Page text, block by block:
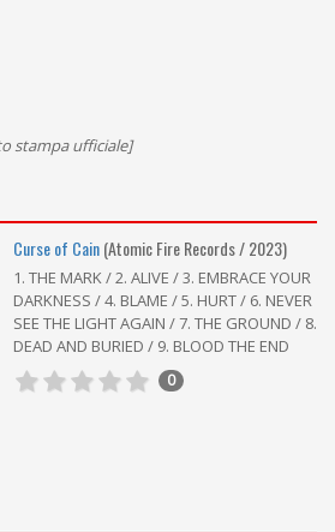
stampa ufficiale]
Curse of Cain(Atomic Fire Records / 2023)
1. THE MARK / 2. ALIVE / 3. EMBRACE YOUR
DARKNESS / 4. BLAME / 5. HURT / 6. NEVER
SEE THE LIGHT AGAIN / 7. THE GROUND / 8.
DEAD AND BURIED / 9. BLOOD THE END
0